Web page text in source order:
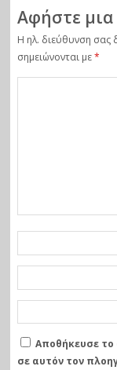
Αφήστε
Η ηλ. διεύθυνση σας
σημειώνονται με*
Αποθήκευσε το
σε αυτόν τον